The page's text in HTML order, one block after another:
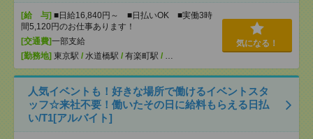
[給 与] ■日給16,840円～ ■日払いOK ■実働3時
間5,120円のお仕事あります！
[交通費]一部支給
[勤務地] 東京駅 / 水道橋駅 / 有楽町駅 / …
気になる！
人気イベントも！好きな場所で働けるイベントスタ
ッフ☆来社不要！働いたその日に給料もらえる日払
い/T1[アルバイト]